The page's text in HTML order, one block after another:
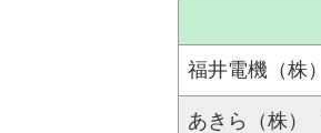
福井電機（
あきら（株